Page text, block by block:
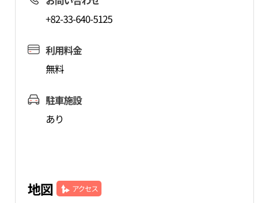
+82-33-640-5125
利用料金
無料
駐車施設
あり
地図 アクセス